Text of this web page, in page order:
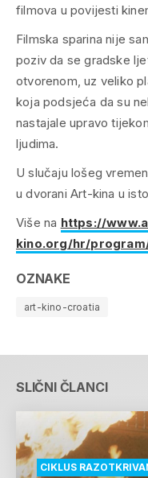
filmova u povijesti
Filmska sparina nije
poziv da se gradske
otvorenom, uz veliko
koja podsjeća da su
nastajale upravo
ljudima.
U slučaju lošeg
u dvorani Art-kina u
Više na https://
kino.org/hr/
OZNAKE
art-kino-croatia
SLIČNI ČLANCI
CIKLUS